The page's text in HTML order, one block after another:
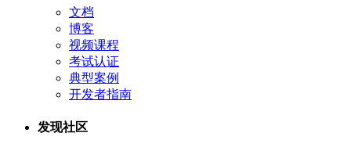
文档
博客
视频课程
考试认证
典型案例
开发者指南
发现社区